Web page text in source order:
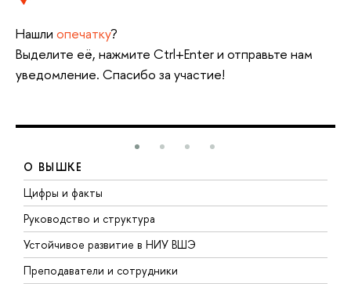
Нашли опечатку?
Выделите её, нажмите Ctrl+Enter и отправьте нам
уведомление. Спасибо за участие!
О ВЫШКЕ
Цифры и факты
Руководство и структура
Устойчивое развитие в НИУ ВШЭ
Преподаватели и сотрудники